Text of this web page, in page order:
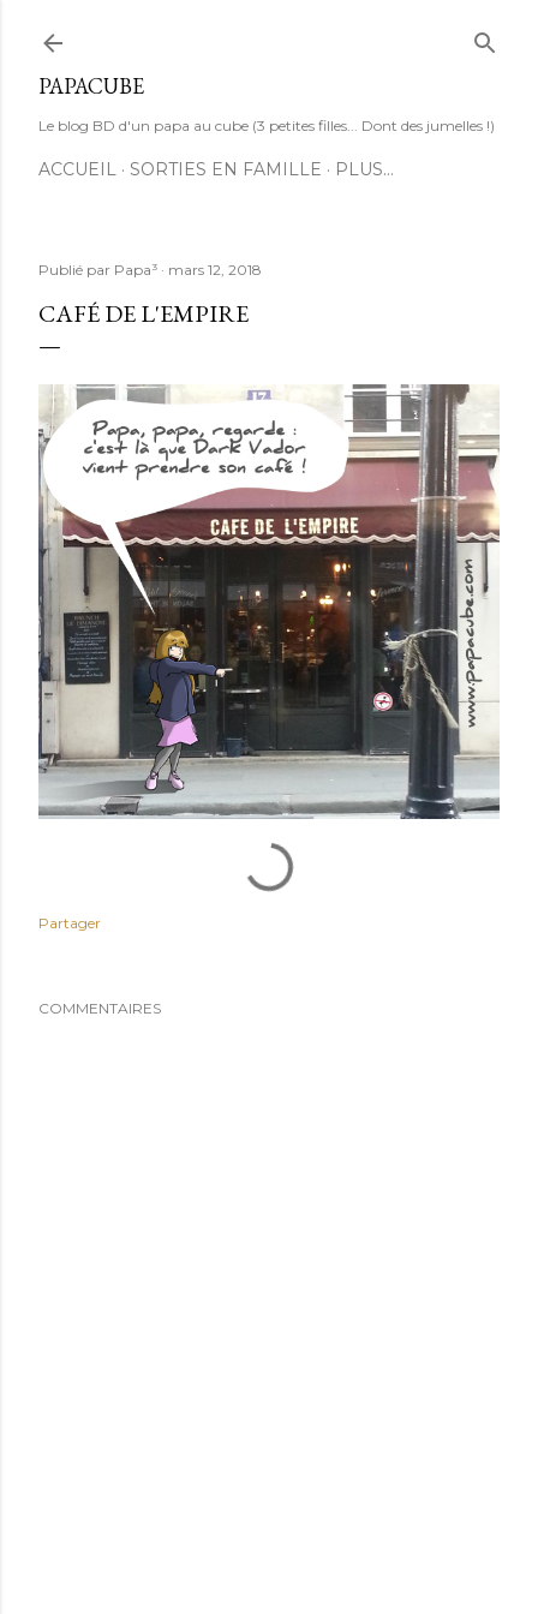
PAPACUBE
Le blog BD d'un papa au cube (3 petites filles... Dont des jumelles !)
ACCUEIL SORTIES EN FAMILLE PLUS…
Publié par Papa³ mars 12, 2018
CAFÉ DE L'EMPIRE
Partager
COMMENTAIRES